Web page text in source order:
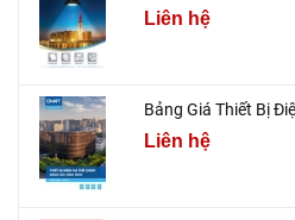
Liên hệ
Bảng Giá Thiết Bị
Liên hệ